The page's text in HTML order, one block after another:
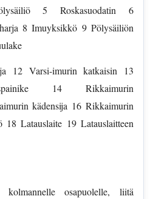
5 Roskasuodatin 6
8 Imuyksikkö 9 Pölysäiliön
12 Varsi-imurin katkaisin 13
14 Rikkaimurin
kädensija 16 Rikkaimurin
18 Latauslaite 19 Latauslaitteen
osapuolelle, liitä